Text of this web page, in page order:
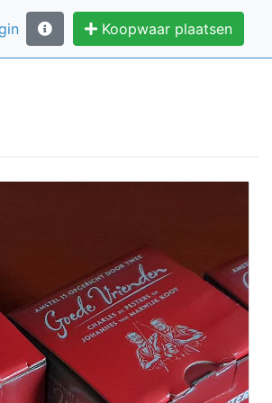
Koopwaar plaatsen